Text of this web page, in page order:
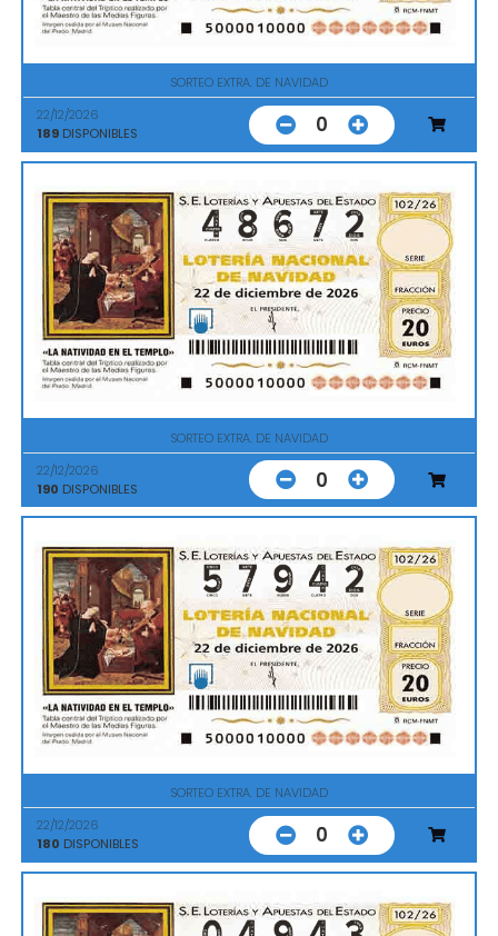
SORTEO EXTRA. DE NAVIDAD
22/12/2026
189 DISPONIBLES 0
SORTEO EXTRA. DE NAVIDAD
22/12/2026
190 DISPONIBLES 0
SORTEO EXTRA. DE NAVIDAD
22/12/2026
180 DISPONIBLES 0